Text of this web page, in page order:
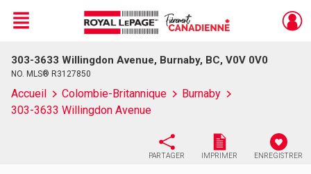
Live
En Direct
Menu
303-3633 Willingdon Avenue, Burnaby, BC, V0V 0V0
NO. MLS® R3127850
Accueil Colombie-Britannique
Burnaby
303-3633 Willingdon Avenue
PARTAGER IMPRIMER ENREGISTRER